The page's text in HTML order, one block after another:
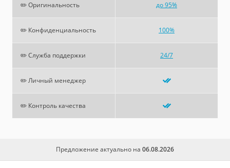
✏️ Оригинальность до 95%
✏️ Конфиденциальность 100%
✏️ Служба поддержки 24/7
✏️ Личный менеджер
✏️ Контроль качества
Предложение актуально на 06.08.2026